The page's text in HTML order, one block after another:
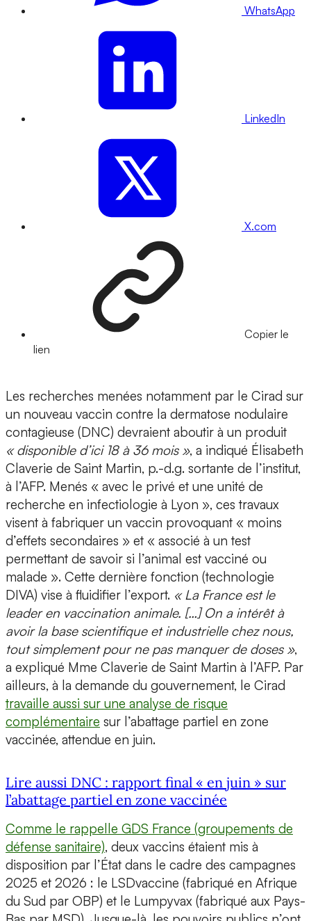
WhatsApp
LinkedIn
X.com
Copier le
lien
Les recherches menées notamment par le Cirad sur
un nouveau vaccin contre la dermatose nodulaire
contagieuse (DNC) devraient aboutir à un produit
« disponible d’ici 18 à 36 mois », a indiqué Élisabeth
Claverie de Saint Martin, p.-d.g. sortante de l’institut,
à l’AFP. Menés « avec le privé et une unité de
recherche en infectiologie à Lyon », ces travaux
visent à fabriquer un vaccin provoquant « moins
d’effets secondaires » et « associé à un test
permettant de savoir si l’animal est vacciné ou
malade ». Cette dernière fonction (technologie
DIVA) vise à fluidifier l’export. « La France est le
leader en vaccination animale. […] On a intérêt à
avoir la base scientifique et industrielle chez nous,
tout simplement pour ne pas manquer de doses »,
a expliqué Mme Claverie de Saint Martin à l’AFP. Par
ailleurs, à la demande du gouvernement, le Cirad
travaille aussi sur une analyse de risque
complémentaire sur l’abattage partiel en zone
vaccinée, attendue en juin.
Lire aussi DNC : rapport final « en juin » sur
l’abattage partiel en zone vaccinée
Comme le rappelle GDS France (groupements de
défense sanitaire), deux vaccins étaient mis à
disposition par l’État dans le cadre des campagnes
2025 et 2026 : le LSDvaccine (fabriqué en Afrique
du Sud par OBP) et le Lumpyvax (fabriqué aux Pays-